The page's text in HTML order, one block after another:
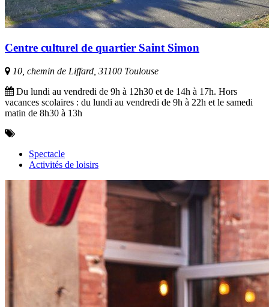
Centre culturel de quartier Saint Simon
10, chemin de Liffard, 31100 Toulouse
Du lundi au vendredi de 9h à 12h30 et de 14h à 17h. Hors
vacances scolaires : du lundi au vendredi de 9h à 22h et le samedi
matin de 8h30 à 13h
Spectacle
Activités de loisirs